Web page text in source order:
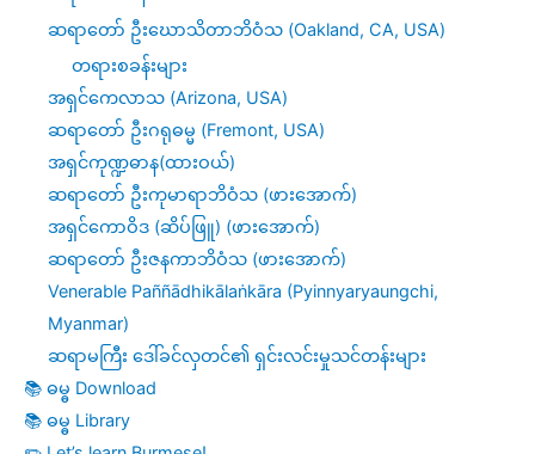
ဆရာတော် ဦးဃောသိတာဘိဝံသ (Oakland, CA, USA)
တရားစခန်းများ
အရှင်ကေလာသ (Arizona, USA)
ဆရာတော် ဦးဂရုဓမ္မ (Fremont, USA)
အရှင်ကုဏ္ဍဓာန(ထားဝယ်)
ဆရာတော် ဦးကုမာရာဘိဝံသ (ဖားအောက်)
အရှင်ကောဝိဒ (ဆိပ်ဖြူ) (ဖားအောက်)
ဆရာတော် ဦးဇနကာဘိဝံသ (ဖားအောက်)
Venerable Paññādhikālaṅkāra (Pyinnyaryaungchi,
Myanmar)
ဆရာမကြီး ဒေါ်ခင်လှတင်၏ ရှင်းလင်းမှုသင်တန်းများ
📚 ဓမ္ဓ Download
📚 ဓမ္ဓ Library